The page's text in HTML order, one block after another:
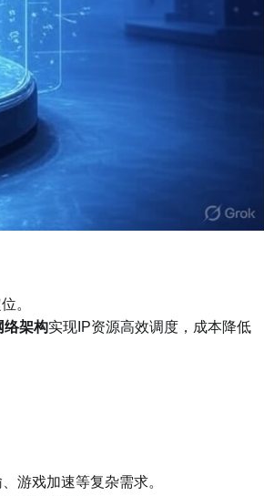
。
络架构​​实现IP资源高效调度，成本降低
游戏加速等复杂需求。